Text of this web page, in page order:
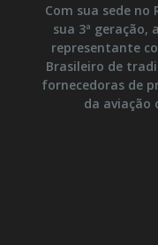
Com sua sede no
sua 3ª geração,
representante
Brasileiro de
fornecedoras de
da aviação